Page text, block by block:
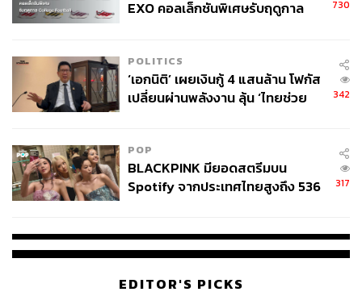
EXO คอลเล็กชันพิเศษรับฤดูกาล
730
POLITICS
‘เอกนิติ’ เผยเงินกู้ 4 แสนล้าน โฟกัส
เปลี่ยนผ่านพลังงาน ลุ้น ‘ไทยช่วย
342
POP
BLACKPINK มียอดสตรีมบน
Spotify จากประเทศไทยสูงถึง 536
317
EDITOR'S PICKS